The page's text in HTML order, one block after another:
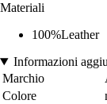
Materiali
100%Leather
Informazioni
Marchio
Colore